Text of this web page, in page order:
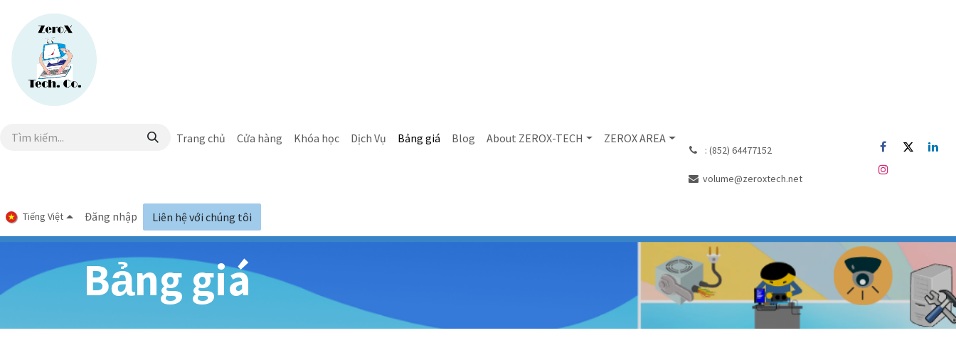
Trang chủ Cửa hàng Khóa học Dịch Vụ Bảng giá Blog About ZEROX-TECH ZEROX AREA
͏ : (852) 64477152
volume@zeroxtech.net
Tiếng Việt Đăng nhập Liên hệ với chúng tôi
Bảng giá